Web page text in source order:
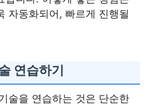
자동화되어, 빠르게 진행될
연습하기
술을 연습하는 것은 단순한